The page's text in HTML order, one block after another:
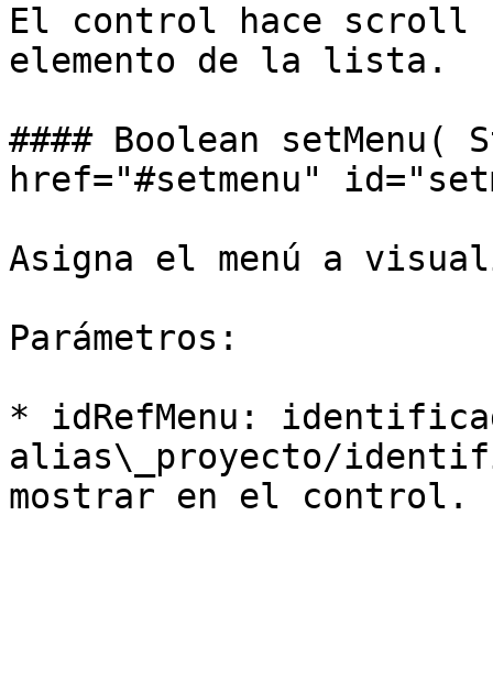
El control hace scroll
elemento de la lista.
#### Boolean setMenu(
href="#setmenu"
Asigna el menú a
Parámetros:
* idRefMenu:
alias\_proyecto/